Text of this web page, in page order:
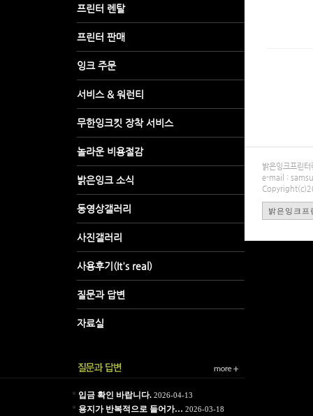
* 입금 확인 바랍니다.2026-04-13
* 용지가 반복적으로 들어가… 2026-03-18
밝은잉크프
e-mail :
밝은잉크프